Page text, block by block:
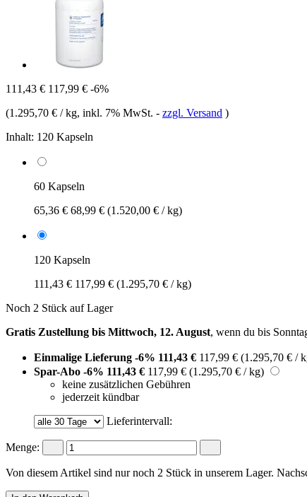
111,43 € 117,99 € -6%
(1.295,70 € / kg, inkl. 7% MwSt. - zzgl. Versand )
Inhalt: 120 Kapseln
60 Kapseln
65,36 € 68,99 € (1.520,00 € / kg)
120 Kapseln
111,43 € 117,99 € (1.295,70 € / kg)
Noch 2 Stück auf Lager
Gratis Zustellung bis Mittwoch, 12. August, wenn du bis
Einmalige Lieferung -6% 111,43 € 117,99 € (1.295,70 € /
Spar-Abo -6% 111,43 € 117,99 € (1.295,70 € / kg)
keine zusätzlichen Gebühren
jederzeit kündbar
Lieferintervall:
Menge:
Von diesem Artikel sind nur noch 2 Stück in unserem Lager.